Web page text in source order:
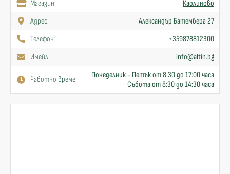
Mагазин:
Каолиново
Адрес:
Александър Батемберг 27
Телефон:
+359878812300
Имейл:
info@altin.bg
Работно време:
Понеделник - Петък от 8:30 до 17:00 часа
Събота от 8:30 до 14:30 часа